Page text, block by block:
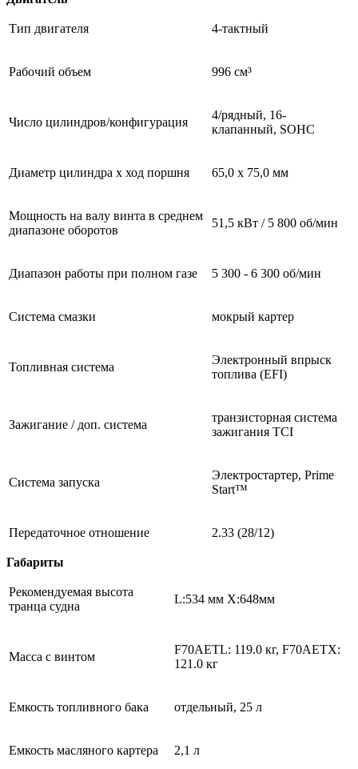
Тип двигателя 4-тактный
Рабочий объем 996 см³
Число цилиндров/конфигурация
4/рядный, 16-
клапанный, SOHC
Диаметр цилиндра x ход поршня 65,0 x 75,0 мм
Мощность на валу винта в среднем
диапазоне оборотов
51,5 кВт / 5 800 об/мин
Диапазон работы при полном газе 5 300 - 6 300 об/мин
Система смазки мокрый картер
Топливная система
Электронный впрыск
топлива (EFI)
Зажигание / доп. система
транзисторная система
зажигания TCI
Система запуска
Электростартер, Prime
Start™
Передаточное отношение 2.33 (28/12)
Габариты
Рекомендуемая высота
транца судна
L:534 мм X:648мм
Масса с винтом
F70AETL: 119.0 кг, F70AETX:
121.0 кг
Емкость топливного бака отдельный, 25 л
Емкость масляного картера 2,1 л